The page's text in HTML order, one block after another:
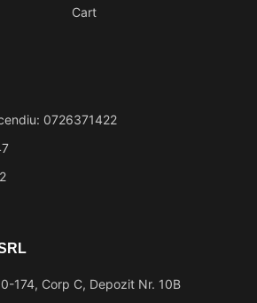
Cart
0726371422
174, Corp C, Depozit Nr. 10B